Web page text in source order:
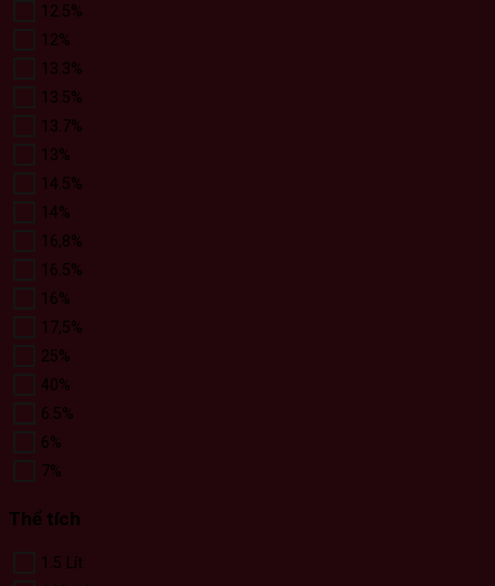
12.5%
12%
13.3%
13.5%
13.7%
13%
14.5%
14%
16,8%
16.5%
16%
17,5%
25%
40%
6.5%
6%
7%
Thể tích
1.5 Lít